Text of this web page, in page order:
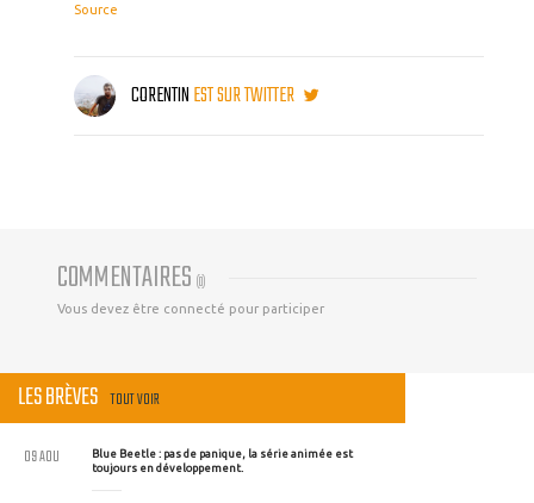
Source
CORENTINEST SUR TWITTER
COMMENTAIRES (0)
Vous devez être connecté pour participer
LES BRÈVES TOUT VOIR
Blue Beetle : pas de panique, la série animée est
toujours en développement.
09 AOU